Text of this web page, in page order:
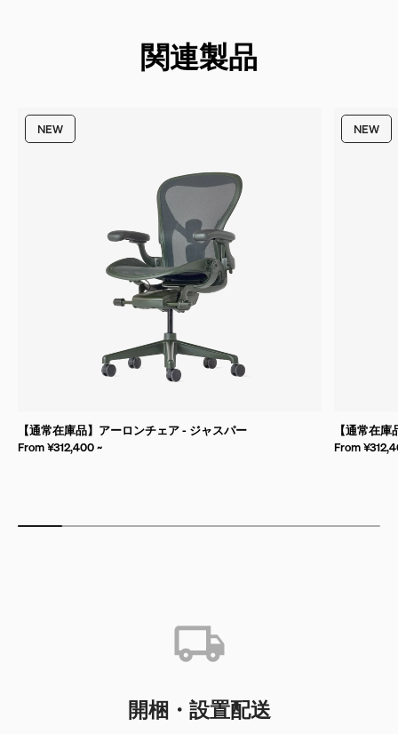
関連製品
NEW
【通常在庫品】アーロンチェア - ジャスパー
From ¥312,400 ~
NEW
【通常在
From
開梱・設置配送